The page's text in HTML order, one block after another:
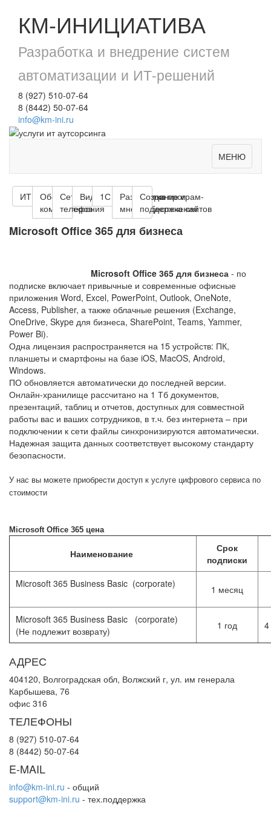
КМ-ИНИЦИАТИВА
Разработка и внедрение систем
автоматизации и ИТ-решений
8 (927) 510-07-64
8 (8442) 50-07-64
info@km-ini.ru
МЕНЮ
ИТ - Аутсорсинг
Обслуживание
компьютеров
Сети и
телефония
Видеонаблюдение
1С Предприятие
Разработка програм-
много обеспечения
Создание и
поддержка сайтов
Microsoft Office 365 для бизнеса
Microsoft Office 365 для бизнеса - по
подписке включает привычные и современные офисные
приложения Word, Excel, PowerPoint, Outlook, OneNote,
Access, Publisher, а также облачные решения (Exchange,
OneDrive, Skype для бизнеса, SharePoint, Teams, Yammer,
Power Bi).
Одна лицензия распространяется на 15 устройств: ПК,
планшеты и смартфоны на базе iOS, MacOS, Android,
Windows.
ПО обновляется автоматически до последней версии.
Онлайн-хранилище рассчитано на 1 Тб документов,
презентаций, таблиц и отчетов, доступных для совместной
работы вас и ваших сотрудников, в т.ч. без интернета – при
подключении к сети файлы синхронизируются автоматически.
Надежная защита данных соответствует высокому стандарту
безопасности.
У нас вы можете приобрести доступ к услуге цифрового сервиса по
стоимости
Microsoft Office 365 цена
Наименование
Срок
подписки
Microsoft 365 Business Basic (corporate)
1 месяц
Microsoft 365 Business Basic (corporate)
(Не подлежит возврату)
1 год
АДРЕС
404120, Волгоградская обл, Волжский г, ул. им генерала
Карбышева, 76
офис 316
ТЕЛЕФОНЫ
8 (927) 510-07-64
8 (8442) 50-07-64
E-MAIL
info@km-ini.ru - общий
support@km-ini.ru - тех.поддержка